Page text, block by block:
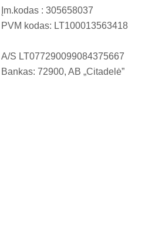
Įm.kodas : 305658037
PVM kodas: LT100013563418
A/S LT077290099084375667
Bankas: 72900, AB „Citadelė”